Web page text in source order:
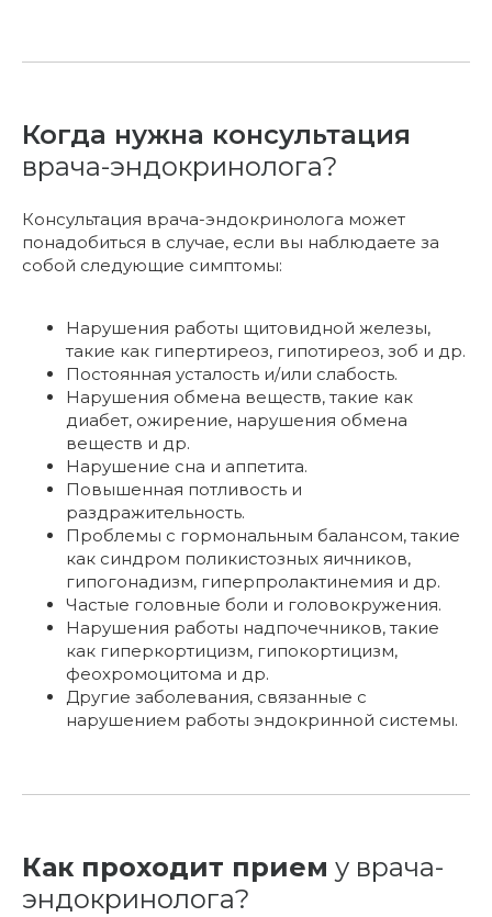
Когда нужна консультация
врача-эндокринолога?
Консультация врача-эндокринолога может
понадобиться в случае, если вы наблюдаете за
собой следующие симптомы:
Нарушения работы щитовидной железы,
такие как гипертиреоз, гипотиреоз, зоб и др.
Постоянная усталость и/или слабость.
Нарушения обмена веществ, такие как
диабет, ожирение, нарушения обмена
веществ и др.
Нарушение сна и аппетита.
Повышенная потливость и
раздражительность.
Проблемы с гормональным балансом, такие
как синдром поликистозных яичников,
гипогонадизм, гиперпролактинемия и др.
Частые головные боли и головокружения.
Нарушения работы надпочечников, такие
как гиперкортицизм, гипокортицизм,
феохромоцитома и др.
Другие заболевания, связанные с
нарушением работы эндокринной системы.
Как проходит прием у врача-
эндокринолога?